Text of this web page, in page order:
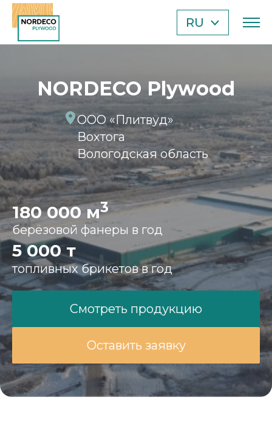
RU
EN
AE
CN
NORDECO Plywood
ООО «Плитвуд»
Вохтога
Вологодская область
180 000 м3
берёзовой фанеры в год
5 000 т
топливных брикетов в год
Смотреть продукцию
Оставить заявку